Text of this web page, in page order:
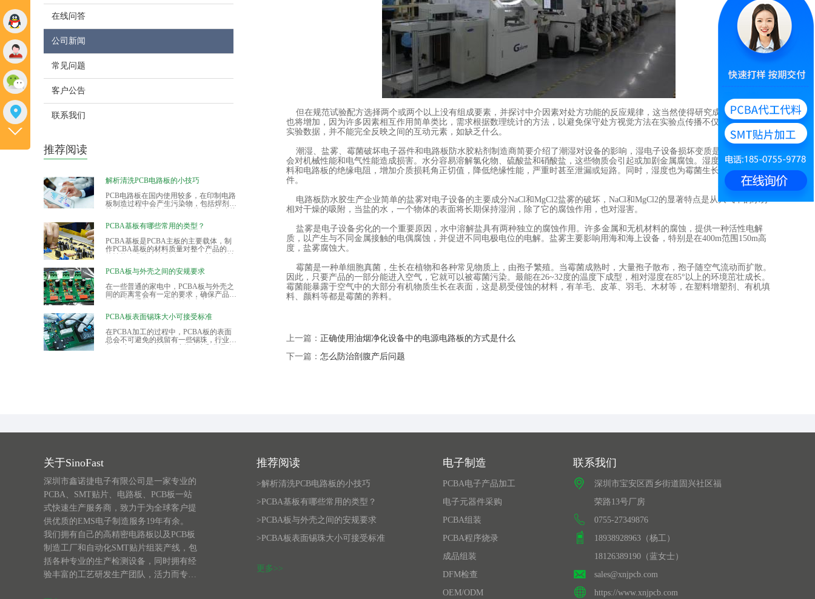
在线问答
公司新闻
常见问题
客户公告
联系我们
推荐阅读
解析清洗PCB电路板的小技巧
PCB电路板在国内使用较多，在印制电路
板制造过程中会产生污染物，包括焊剂和
表面，则电阻和漏电会导致pcb电路板失
制造过程中清洁pcb电路板是重要的一
步。
PCBA基板有哪些常用的类型？
PCBA基板是PCBA主板的主要载体，制
作PCBA基板的材料质量对整个产品的整
CEM-3、FR-4、铝基板、FPC等，目前，
板。
PCBA板与外壳之间的安规要求
在一些普通的家电中，PCBA板与外壳之
间的距离常会有一定的要求，确保产品在
PCBA板表面锡珠大小可接受标准
在PCBA加工的过程中，PCBA板的表面
总会不可避免的残留有一些锡珠，行业内
但在规范试验配方选择两个或两个以上没有组成要素，并探讨中介因素对处方功能的反应规律，这当然使得研究成果，实验数据
也将增加，因为许多因素相互作用简单类比，需求根据数理统计的方法，以避免保守处方视觉方法在实验点传播不仅仅是，更多的
实验数据，并不能完全反映之间的互动元素，如缺乏什么。
潮湿、盐雾、霉菌破坏电子器件和电路板防水胶粘剂制造商简要介绍了潮湿对设备的影响，湿电子设备损坏变质是主要因素，它
会对机械性能和电气性能造成损害。水分容易溶解氯化物、硫酸盐和硝酸盐，这些物质会引起或加剧金属腐蚀。湿度可降低绝缘材
料和电路板的绝缘电阻，增加介质损耗角正切值，降低绝缘性能，严重时甚至泄漏或短路。同时，湿度也为霉菌生长提供了有利条
件。
电路板防水胶生产企业简单的盐雾对电子设备的主要成分NaCl和MgCl2盐雾的破坏，NaCl和MgCl2的显著特点是从大气中的水分
相对干燥的吸附，当盐的水，一个物体的表面将长期保持湿润，除了它的腐蚀作用，也对湿害。
盐雾是电子设备劣化的一个重要原因，水中溶解盐具有两种独立的腐蚀作用。许多金属和无机材料的腐蚀，提供一种活性电解
质，以产生与不同金属接触的电偶腐蚀，并促进不同电极电位的电解。盐雾主要影响用海和海上设备，特别是在400m范围150m高
度，盐雾腐蚀大。
霉菌是一种单细胞真菌，生长在植物和各种常见物质上，由孢子繁殖。当霉菌成熟时，大量孢子散布，孢子随空气流动而扩散。
因此，只要产品的一部分能进入空气，它就可以被霉菌污染。最能在26~32度的温度下成型，相对湿度在85°以上的环境茁壮成长。
霉菌能暴露于空气中的大部分有机物质生长在表面，这是易受侵蚀的材料，有羊毛、皮革、羽毛、木材等，在塑料增塑剂、有机填
料、颜料等都是霉菌的养料。
上一篇： 正确使用油烟净化设备中的电源电路板的方式是什么
下一篇： 怎么防治剖腹产后问题
关于SinoFast
深圳市鑫诺捷电子有限公司是一家专业的
PCBA、SMT贴片、电路板、PCB板一站
式快速生产服务商，致力于为全球客户提
供优质的EMS电子制造服务19年有余。
我们拥有自己的高精密电路板以及PCB板
制造工厂和自动化SMT贴片组装产线，包
括各种专业的生产检测设备，同时拥有经
验丰富的工艺研发生产团队，活力而专业
推荐阅读
>解析清洗PCB电路板的小技巧
>PCBA基板有哪些常用的类型？
>PCBA板与外壳之间的安规要求
>PCBA板表面锡珠大小可接受标准
更多>>
电子制造
PCBA电子产品加工
电子元器件采购
PCBA组装
PCBA程序烧录
成品组装
DFM检查
OEM/ODM
联系我们
深圳市宝安区西乡街道固兴社区福
荣路13号厂房
0755-27349876
18938928963（杨工）
18126389190（蓝女士）
sales@xnjpcb.com
https://www.xnjpcb.com